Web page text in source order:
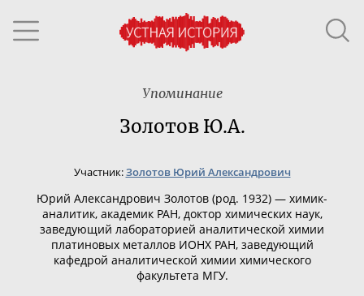
Упоминание
Золотов Ю.А.
Участник:Золотов Юрий Александрович
Юрий Александрович Золотов (род. 1932) — химик-
аналитик, академик РАН, доктор химических наук,
заведующий лабораторией аналитической химии
платиновых металлов ИОНХ РАН, заведующий
кафедрой аналитической химии химического
факультета МГУ.